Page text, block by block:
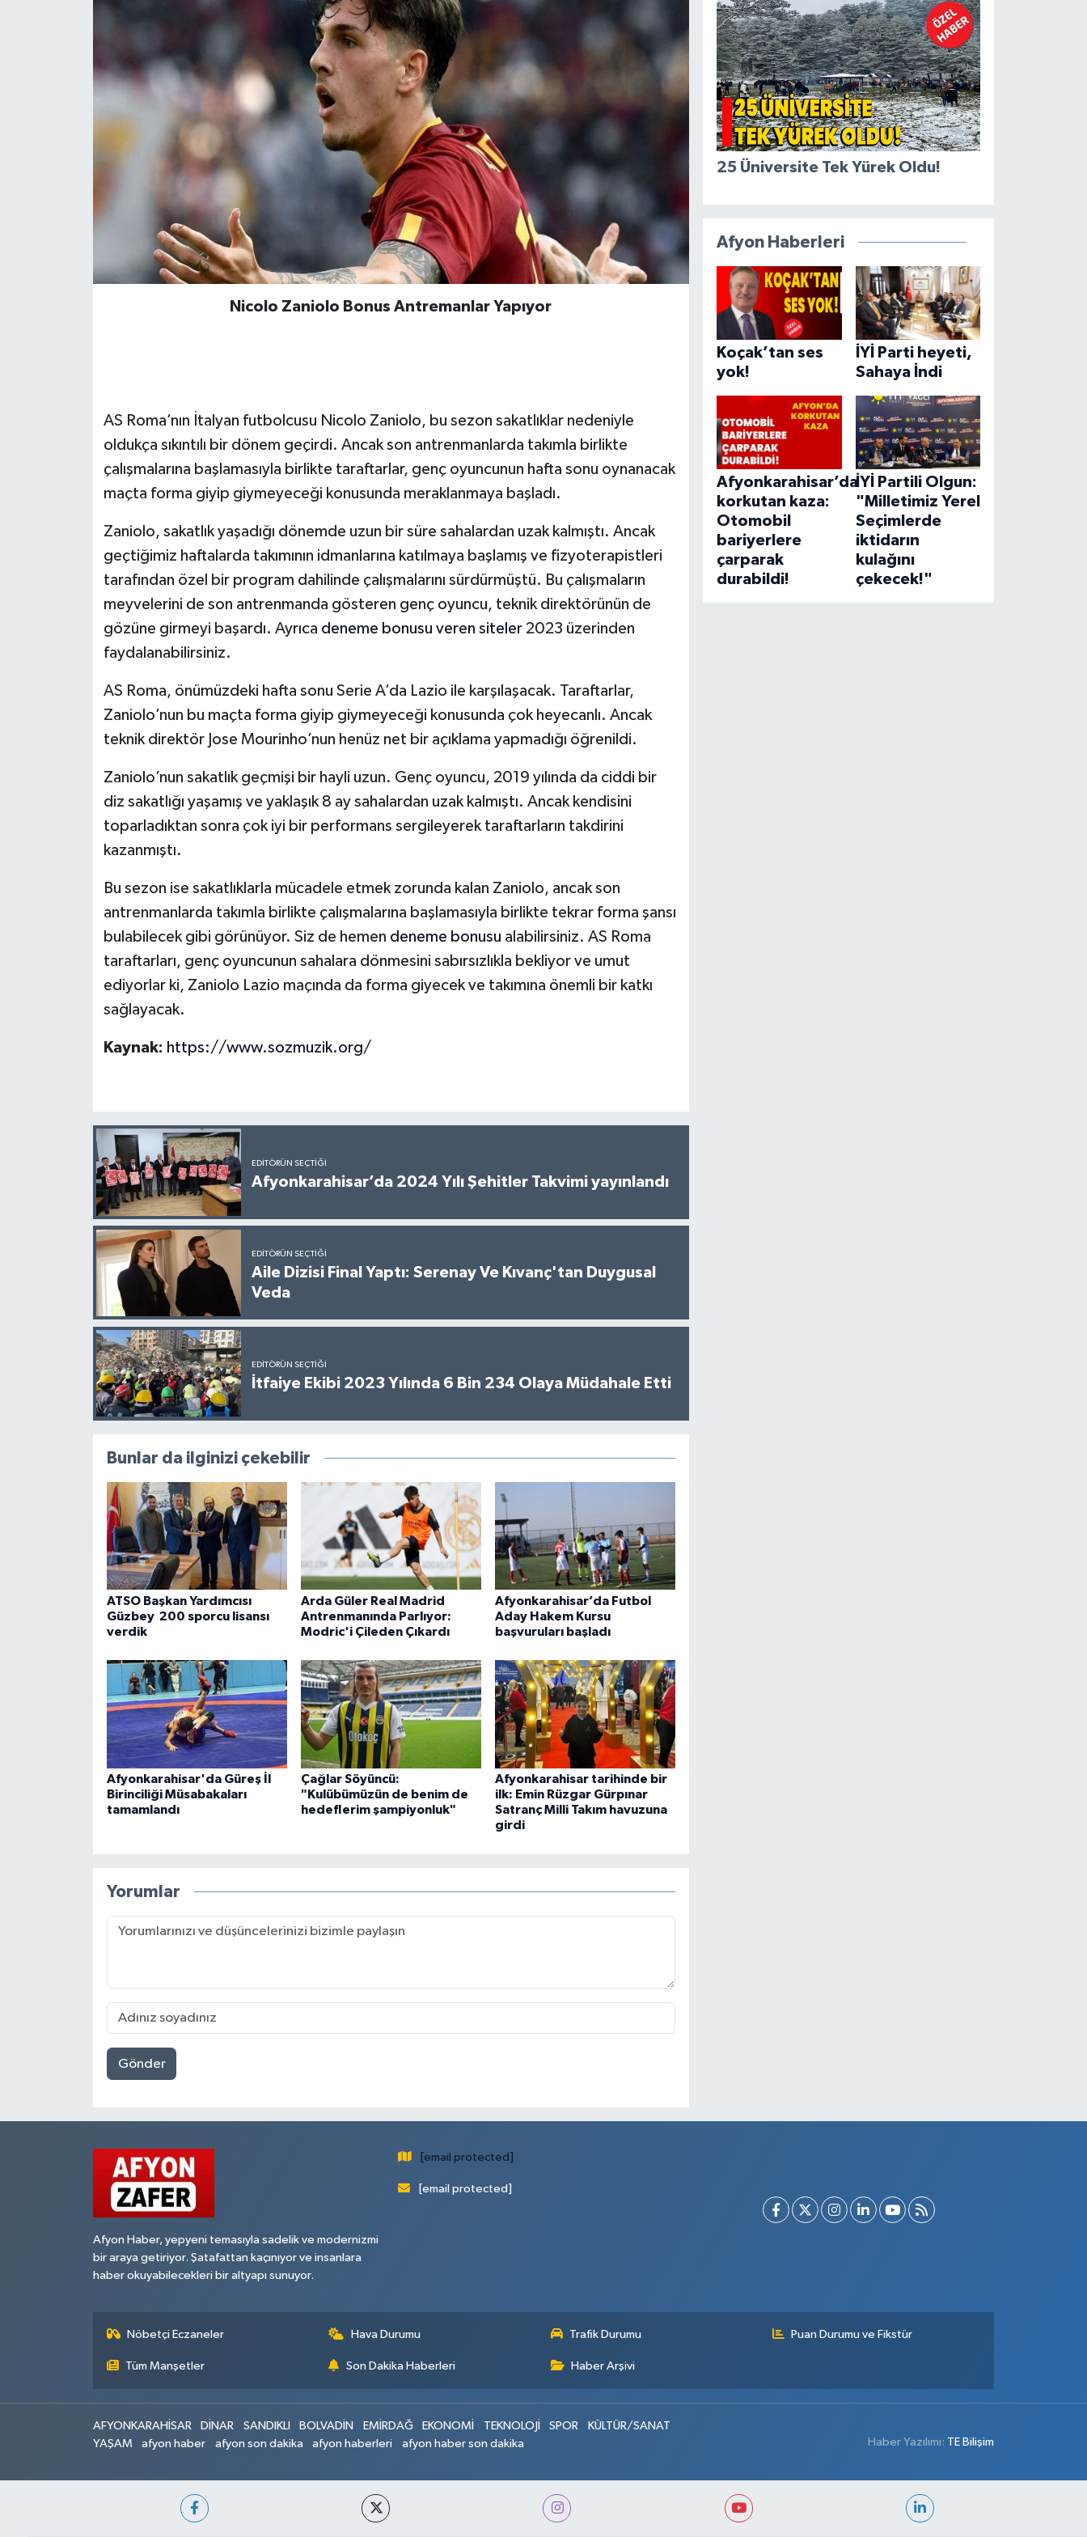
Nicolo Zaniolo Bonus Antremanlar Yapıyor
AS Roma’nın İtalyan futbolcusu Nicolo Zaniolo, bu sezon sakatlıklar nedeniyle
oldukça sıkıntılı bir dönem geçirdi. Ancak son antrenmanlarda takımla birlikte
çalışmalarına başlamasıyla birlikte taraftarlar, genç oyuncunun hafta sonu oynanacak
maçta forma giyip giymeyeceği konusunda meraklanmaya başladı.
Zaniolo, sakatlık yaşadığı dönemde uzun bir süre sahalardan uzak kalmıştı. Ancak
geçtiğimiz haftalarda takımının idmanlarına katılmaya başlamış ve fizyoterapistleri
tarafından özel bir program dahilinde çalışmalarını sürdürmüştü. Bu çalışmaların
meyvelerini de son antrenmanda gösteren genç oyuncu, teknik direktörünün de
gözüne girmeyi başardı. Ayrıca deneme bonusu veren siteler2023 üzerinden
faydalanabilirsiniz.
AS Roma, önümüzdeki hafta sonu Serie A’da Lazio ile karşılaşacak. Taraftarlar,
Zaniolo’nun bu maçta forma giyip giymeyeceği konusunda çok heyecanlı. Ancak
teknik direktör Jose Mourinho’nun henüz net bir açıklama yapmadığı öğrenildi.
Zaniolo’nun sakatlık geçmişi bir hayli uzun. Genç oyuncu, 2019 yılında da ciddi bir
diz sakatlığı yaşamış ve yaklaşık 8 ay sahalardan uzak kalmıştı. Ancak kendisini
toparladıktan sonra çok iyi bir performans sergileyerek taraftarların takdirini
kazanmıştı.
Bu sezon ise sakatlıklarla mücadele etmek zorunda kalan Zaniolo, ancak son
antrenmanlarda takımla birlikte çalışmalarına başlamasıyla birlikte tekrar forma şansı
bulabilecek gibi görünüyor. Siz de hemen deneme bonusu alabilirsiniz. AS Roma
taraftarları, genç oyuncunun sahalara dönmesini sabırsızlıkla bekliyor ve umut
ediyorlar ki, Zaniolo Lazio maçında da forma giyecek ve takımına önemli bir katkı
sağlayacak.
Kaynak: https://www.sozmuzik.org/
EDITÖRÜN SEÇTIĞI
Afyonkarahisar’da 2024 Yılı Şehitler Takvimi yayınlandı
EDITÖRÜN SEÇTIĞI
Aile Dizisi Final Yaptı: Serenay Ve Kıvanç'tan Duygusal
Veda
EDITÖRÜN SEÇTIĞI
İtfaiye Ekibi 2023 Yılında 6 Bin 234 Olaya Müdahale Etti
Bunlar da ilginizi çekebilir
ATSO Başkan Yardımcısı
Güzbey 200 sporcu lisansı
verdik
Arda Güler Real Madrid
Antrenmanında Parlıyor:
Modric'i Çileden Çıkardı
Afyonkarahisar’da Futbol
Aday Hakem Kursu
başvuruları başladı
Afyonkarahisar'da Güreş İl
Birinciliği Müsabakaları
tamamlandı
Çağlar Söyüncü:
"Kulübümüzün de benim de
hedeflerim şampiyonluk"
Afyonkarahisar tarihinde bir
ilk: Emin Rüzgar Gürpınar
Satranç Milli Takım havuzuna
girdi
Yorumlar
Gönder
25 Üniversite Tek Yürek Oldu!
Afyon Haberleri
Koçak’tan ses
yok!
İYİ Parti heyeti,
Sahaya İndi
Afyonkarahisar’da
korkutan kaza:
Otomobil
bariyerlere
çarparak
durabildi!
İYİ Partili Olgun:
"Milletimiz Yerel
Seçimlerde
iktidarın
kulağını
çekecek!"
Afyon Haber, yepyeni temasıyla sadelik ve modernizmi
bir araya getiriyor. Şatafattan kaçınıyor ve insanlara
haber okuyabilecekleri bir altyapı sunuyor.
[email protected]
[email protected]
Nöbetçi Eczaneler Hava Durumu Trafik Durumu Puan Durumu ve Fikstür
Tüm Manşetler Son Dakika Haberleri Haber Arşivi
AFYONKARAHİSAR DİNAR SANDIKLI BOLVADİN EMİRDAĞ EKONOMİ TEKNOLOJİ SPOR
KÜLTÜR/SANAT
YAŞAM
afyon haber afyon son dakika afyon haberleri afyon haber son dakika Haber Yazılımı: TE Bilişim